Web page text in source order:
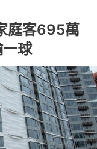
庭客695萬
球